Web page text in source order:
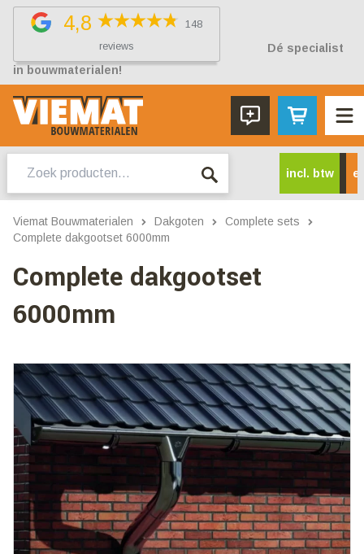
4,8
148
reviews
Dé specialist
in bouwmaterialen!
naar:
incl. btw
Viemat Bouwmaterialen Dakgoten
Complete sets
Complete dakgootset 6000mm
Complete dakgootset
6000mm